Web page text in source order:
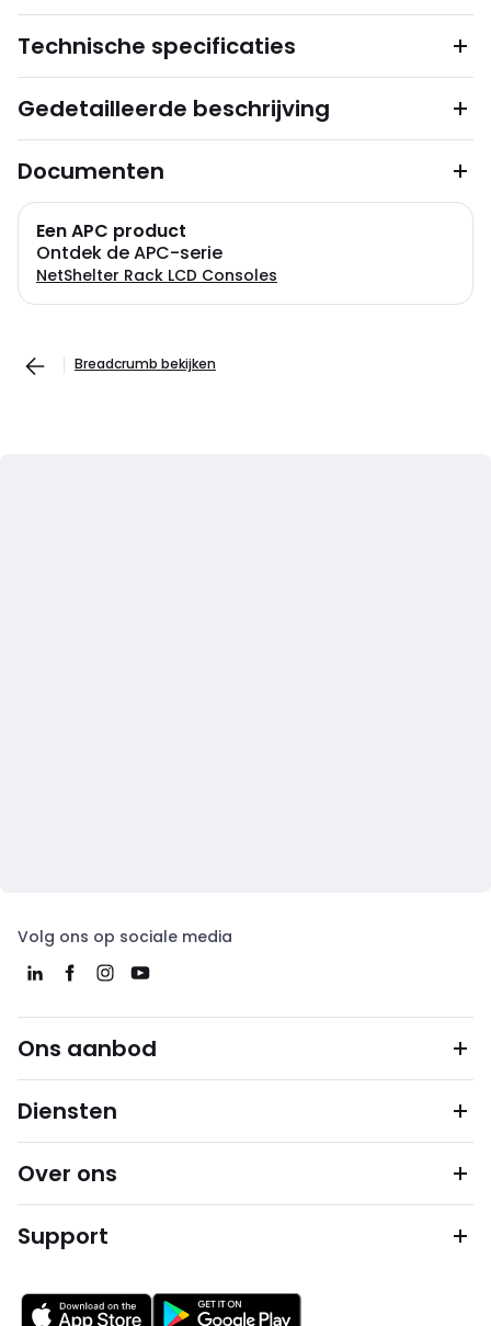
Technische specificaties
Gedetailleerde beschrijving
Documenten
Een APC product
Ontdek de APC-serie
NetShelter Rack LCD Consoles
Breadcrumb bekijken
Volg ons op sociale media
Ons aanbod
Diensten
Over ons
Support